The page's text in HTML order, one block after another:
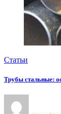
Статьи
Трубы стальные: